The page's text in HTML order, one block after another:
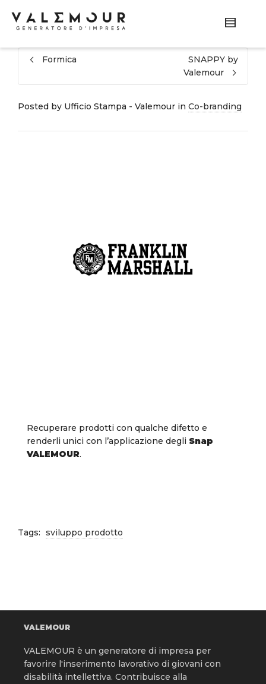
Formica
SNAPPY by
Valemour
Posted by Ufficio Stampa - Valemour in Co-branding
Recuperare prodotti con qualche difetto e
renderli unici con l’applicazione degli Snap
VALEMOUR.
Tags: sviluppo prodotto
VALEMOUR
VALEMOUR è un generatore di impresa per
favorire l'inserimento lavorativo di giovani con
disabilità intellettiva. Contribuisce alla